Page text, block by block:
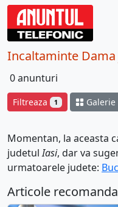
Incaltaminte
0 anunturi
Filtreaza 1 Galerie
Momentan, la aceasta
judetulIasi, dar va
urmatoarele judete:
Articole